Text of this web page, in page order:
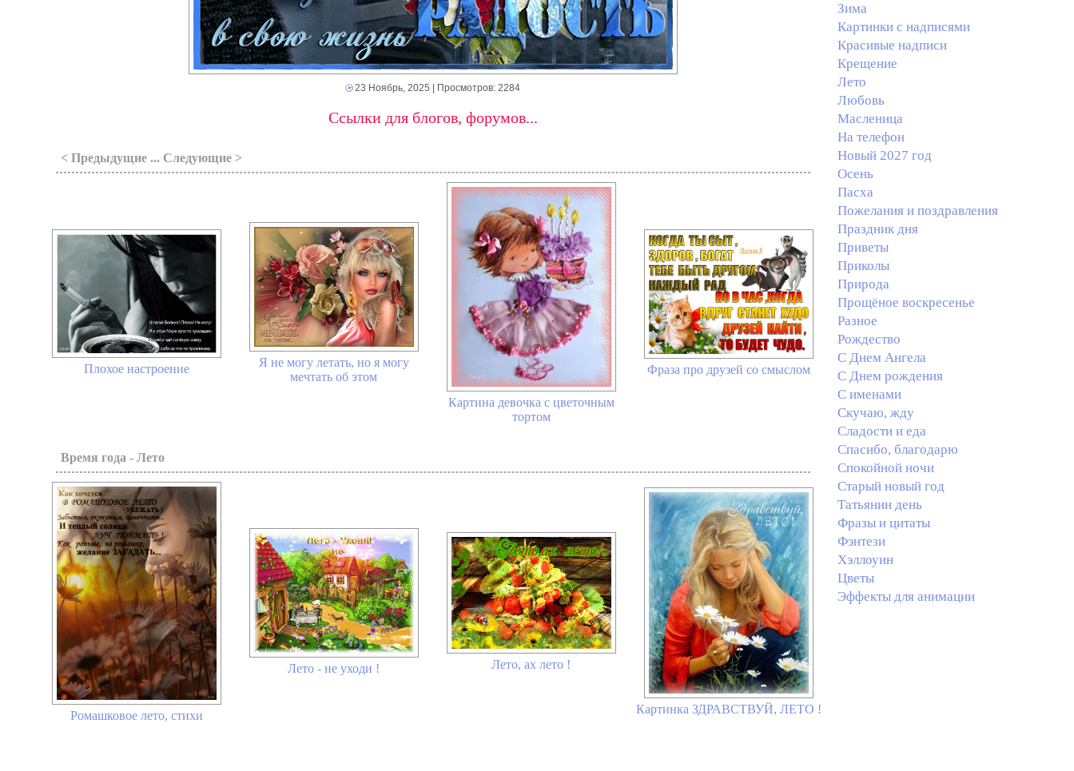
23 Ноябрь, 2025 | Просмотров: 2284
Ссылки для блогов, форумов...
< Предыдущие ... Следующие >
Плохое настроение
Я не могу летать, но я могу
мечтать об этом
Картина девочка с цветочным
тортом
Фраза про друзей со смыслом
Время года - Лето
Ромашковое лето, стихи
Лето - не уходи ! Лето, ах лето !
Картинка ЗДРАВСТВУЙ, ЛЕТО !
Зима
Картинки с надписями
Красивые надписи
Крещение
Лето
Любовь
Масленица
На телефон
Новый 2027 год
Осень
Пасха
Пожелания и поздравления
Праздник дня
Приветы
Приколы
Природа
Прощёное воскресенье
Разное
Рождество
С Днем Ангела
С Днем рождения
С именами
Скучаю, жду
Сладости и еда
Спасибо, благодарю
Спокойной ночи
Старый новый год
Татьянин день
Фразы и цитаты
Фэнтези
Хэллоуин
Цветы
Эффекты для анимации